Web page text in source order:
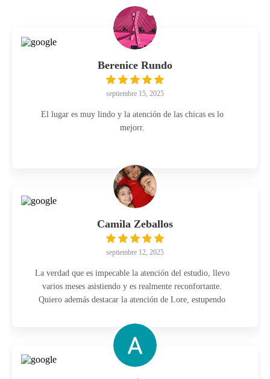
Berenice Rundo
septiembre 15, 2025
El lugar es muy lindo y la atención de las chicas es lo
mejorr.
Camila Zeballos
septiembre 12, 2025
La verdad que es impecable la atención del estudio, llevo
varios meses asistiendo y es realmente reconfortante.
Quiero además destacar la atención de Lore, estupendo